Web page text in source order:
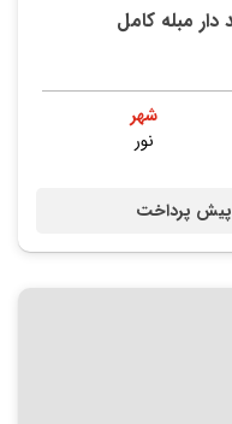
شهر
نور
پیش پرداخت